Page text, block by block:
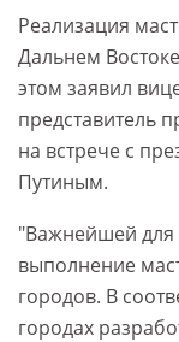
Реализация
Дальнем
этом заявил
представитель
на встрече с
Путиным.
"Важнейшей для
выполнение
городов. В
городах